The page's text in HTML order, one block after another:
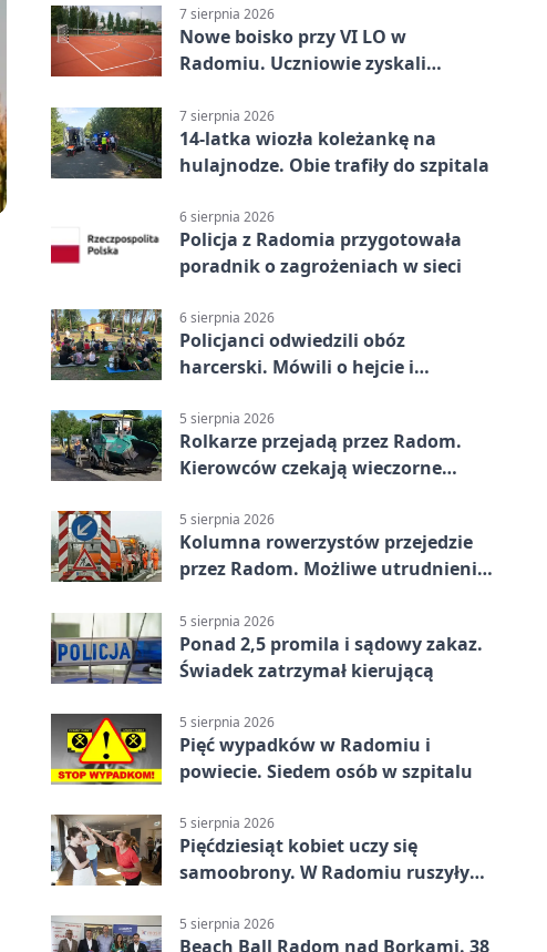
7 sierpnia 2026
Nowe boisko przy VI LO w
Radomiu. Uczniowie zyskali
7 sierpnia 2026
14-latka wiozła koleżankę na
hulajnodze. Obie trafiły do szpitala
6 sierpnia 2026
Policja z Radomia przygotowała
poradnik o zagrożeniach w sieci
6 sierpnia 2026
Policjanci odwiedzili obóz
harcerski. Mówili o hejcie i
5 sierpnia 2026
Rolkarze przejadą przez Radom.
Kierowców czekają wieczorne
5 sierpnia 2026
Kolumna rowerzystów przejedzie
przez Radom. Możliwe utrudnienia
5 sierpnia 2026
Ponad 2,5 promila i sądowy zakaz.
Świadek zatrzymał kierującą
5 sierpnia 2026
Pięć wypadków w Radomiu i
powiecie. Siedem osób w szpitalu
5 sierpnia 2026
Pięćdziesiąt kobiet uczy się
samoobrony. W Radomiu ruszyły
5 sierpnia 2026
Beach Ball Radom nad Borkami. 38